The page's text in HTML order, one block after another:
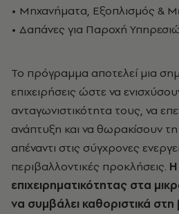
• Μηχανήματα, Εξοπλισμός &
• Δαπάνες για Παροχή
Το πρόγραμμα αποτελεί μια
επιχειρήσεις ώστε να
ανταγωνιστικότητα τους, να
ανάπτυξη και να θωρακίσουν
απέναντι στις σύγχρονες
περιβαλλοντικές προκλήσεις. Η
επιχειρηματικότητας στα
να συμβάλει καθοριστικά